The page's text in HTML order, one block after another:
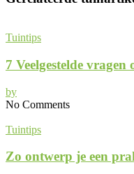
Tuintips
7 Veelgestelde vragen
by
No Comments
Tuintips
Zo ontwerp je een